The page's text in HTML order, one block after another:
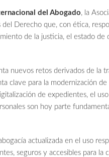
del Abogado, la
Derecho que, con ética,
de la justicia, el estado de
nuevos retos derivados de la
clave para la modernización de
de expedientes, el
son hoy parte
actualizada en el uso
seguros y accesibles para la